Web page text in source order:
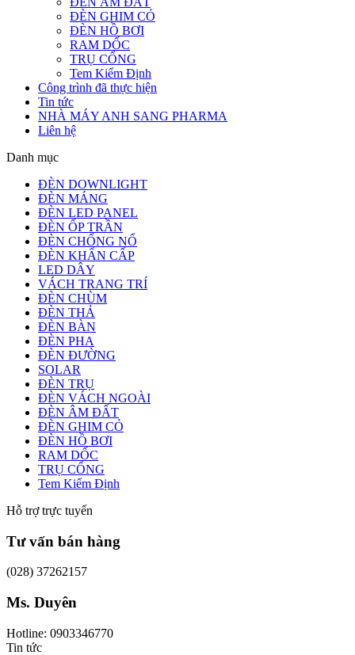
ĐÈN GHIM CỎ
ĐÈN HỒ BƠI
RAM DỐC
TRỤ CỔNG
Tem Kiểm Định
Công trình đã thực hiện
Tin tức
NHÀ MÁY ANH SANG PHARMA
Liên hệ
Danh mục
ĐÈN DOWNLIGHT
ĐÈN MÁNG
ĐÈN LED PANEL
ĐÈN ỐP TRẦN
ĐÈN CHỐNG NỔ
ĐÈN KHẨN CẤP
LED DÂY
VÁCH TRANG TRÍ
ĐÈN CHÙM
ĐÈN THẢ
ĐÈN BÀN
ĐÈN PHA
ĐÈN ĐƯỜNG
SOLAR
ĐÈN TRỤ
ĐÈN VÁCH NGOÀI
ĐÈN ÂM ĐẤT
ĐÈN GHIM CỎ
ĐÈN HỒ BƠI
RAM DỐC
TRỤ CỔNG
Tem Kiểm Định
Hỗ trợ trực tuyến
Tư vấn bán hàng
(028) 37262157
Ms. Duyên
Hotline: 0903346770
Tin tức